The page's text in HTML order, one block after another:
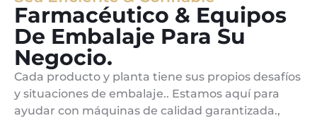
Farmacéutico & Equipos
De Embalaje Para Su
Negocio.
Cada producto y planta tiene sus propios desafíos
y situaciones de embalaje.. Estamos aquí para
ayudar con máquinas de calidad garantizada.,